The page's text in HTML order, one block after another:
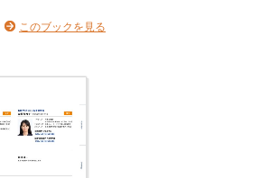
このブックを見る